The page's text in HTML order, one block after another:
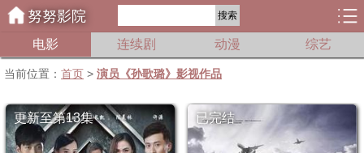
努努影院 搜索
电影 连续剧 动漫 综艺
当前位置： 首页 > 演员《孙歌璐》影视作品
更新至第13集 已完结